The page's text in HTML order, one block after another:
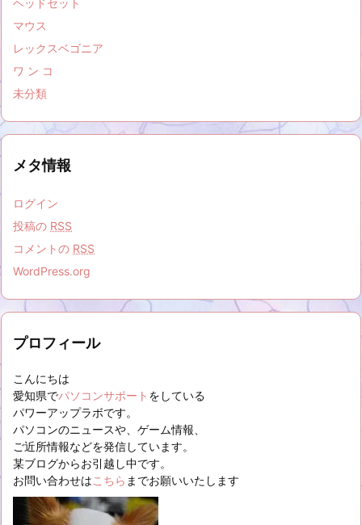
ヘッドセット
マウス
レックスベゴニア
ワ ン コ
未分類
メタ情報
ログイン
投稿の RSS
コメントの RSS
WordPress.org
プロフィール
こんにちは
愛知県でパソコンサポート をしている
パワーアップラボです。
パソコンのニュースや、ゲーム情報、
ご近所情報などを発信しています。
某ブログからお引越し中です。
お問い合わせはこちら までお願いいたします